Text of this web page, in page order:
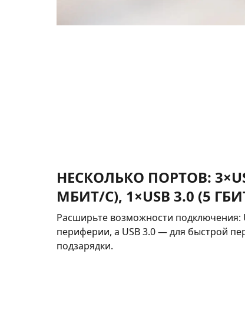
НЕСКОЛЬКО ПОРТОВ:
МБИТ/С), 1×USB 3.0 (5
Расширьте возможности подключения:
периферии, а USB 3.0 — для быстрой
подзарядки.